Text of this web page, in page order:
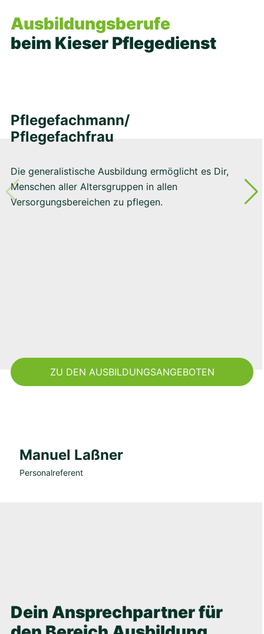
Ausbildungsberufe
beim Kieser Pflegedienst
Pflegefachmann/
Pflegefachfrau
Die generalistische Ausbildung ermöglicht es Dir,
Menschen aller Altersgruppen in allen
Versorgungsbereichen zu pflegen.
ZU DEN AUSBILDUNGSANGEBOTEN
Manuel Laßner
Personalreferent
Dein Ansprechpartner für